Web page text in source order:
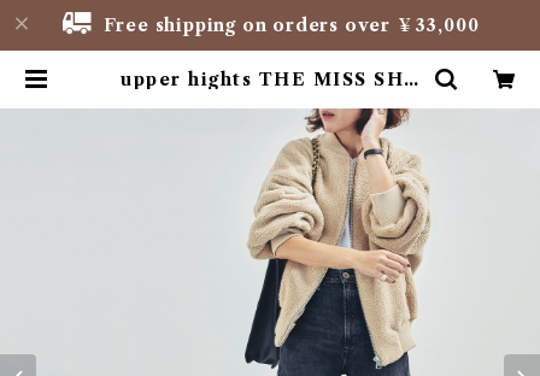
Free shipping on orders over ￥33,000
upper hights THE MISS SHA